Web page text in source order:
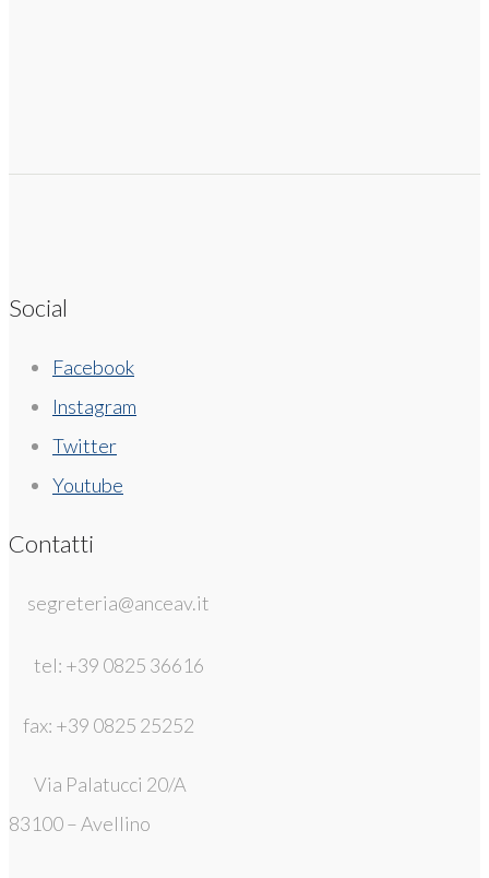
Social
Facebook
Instagram
Twitter
Youtube
Contatti
segreteria@anceav.it
tel: +39 0825 36616
fax: +39 0825 25252
Via Palatucci 20/A
83100 – Avellino